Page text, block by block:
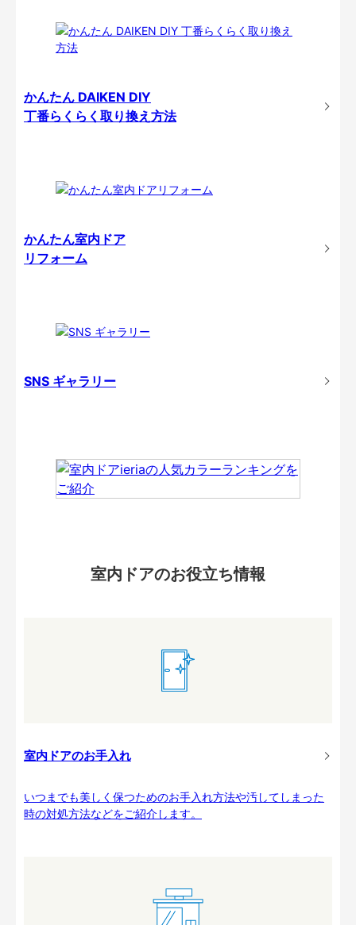
かんたん DAIKEN DIY
丁番らくらく取り換え方法
かんたん室内ドア
リフォーム
SNS ギャラリー
室内ドアのお役立ち情報
室内ドアのお手入れ
いつまでも美しく保つためのお手入れ方法や汚してしまった
時の対処方法などをご紹介します。